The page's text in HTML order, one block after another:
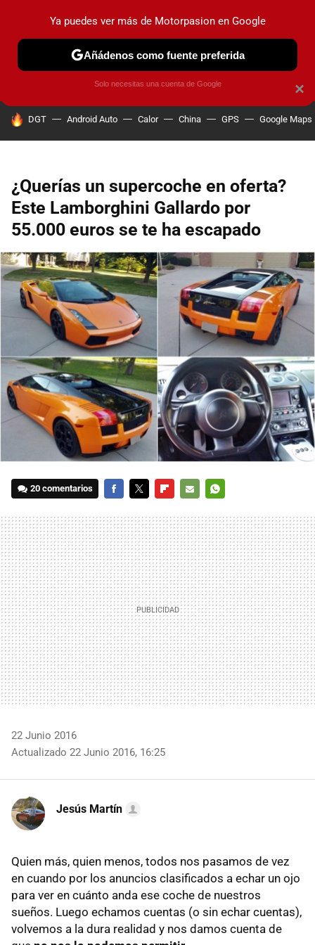
PRUEBAS COCHES ELÉCTRICOS OBSERVATORIO
HOY SE HABLA DE
DGT Android Auto Calor China GPS Google Maps
¿Querías un supercoche en oferta?
Este Lamborghini Gallardo por
55.000 euros se te ha escapado
20 comentarios
MAIL
22 Junio 2016
Actualizado 22 Junio 2016, 16:25
Jesús Martín
Quien más, quien menos, todos nos pasamos de vez
en cuando por los anuncios clasificados a echar un ojo
para ver en cuánto anda ese coche de nuestros
sueños. Luego echamos cuentas (o sin echar cuentas),
volvemos a la dura realidad y nos damos cuenta de
×
Ya puedes ver más de Motorpasion en Google
Añádenos como fuente preferida
Solo necesitas una cuenta de Google